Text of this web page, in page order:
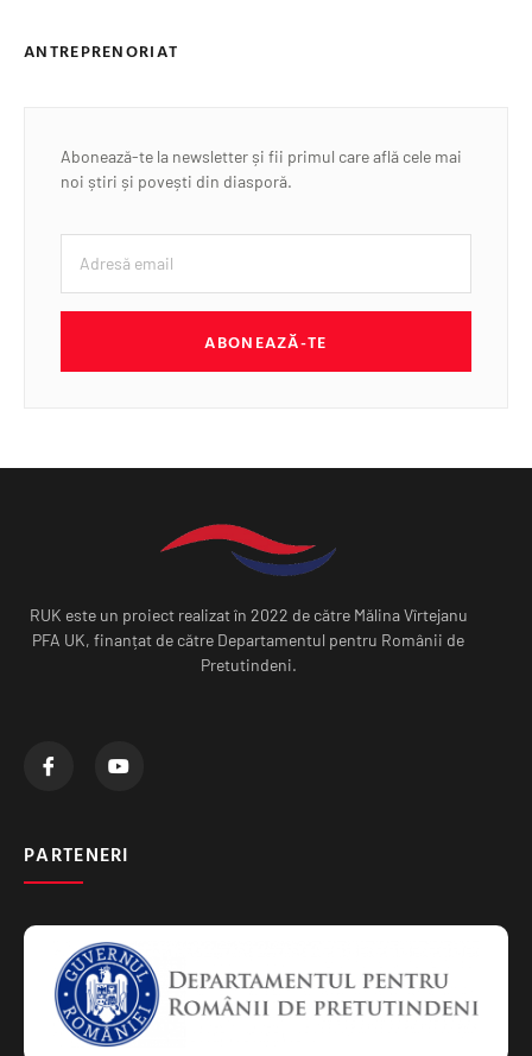
ANTREPRENORIAT
Abonează-te la newsletter și fii primul care află cele mai
noi știri și povești din diasporă.
ABONEAZĂ-TE
RUK este un proiect realizat în 2022 de către Mălina Vîrtejanu
PFA UK, finanțat de către Departamentul pentru Românii de
Pretutindeni.
PARTENERI